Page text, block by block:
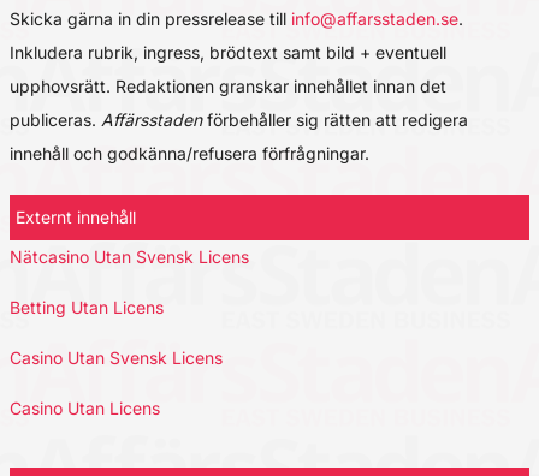
Skicka gärna in din pressrelease till info@affarsstaden.se.
Inkludera rubrik, ingress, brödtext samt bild + eventuell
upphovsrätt. Redaktionen granskar innehållet innan det
publiceras. Affärsstadenförbehåller sig rätten att redigera
innehåll och godkänna/refusera förfrågningar.
Externt innehåll
Nätcasino Utan Svensk Licens
Betting Utan Licens
Casino Utan Svensk Licens
Casino Utan Licens